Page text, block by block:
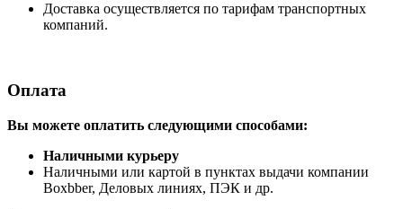
Доставка осуществляется по тарифам транспортных
компаний.
Оплата
Вы можете оплатить следующими способами:
Наличными курьеру
Наличными или картой в пунктах выдачи компании
Boxbber, Деловых линиях, ПЭК и др.